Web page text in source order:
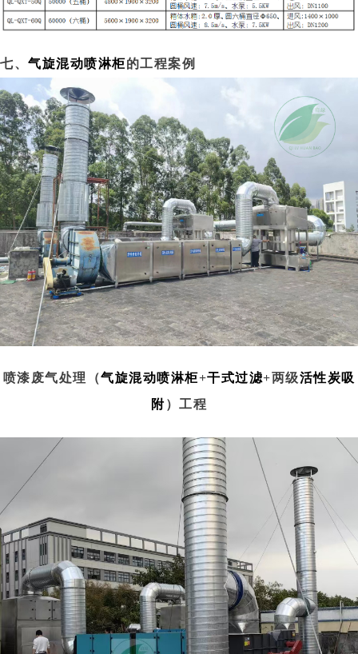
七、 气旋混动喷淋柜的工程案例
喷漆废气处理（气旋混动喷淋柜+干式过滤+两级活性炭吸
附）工程